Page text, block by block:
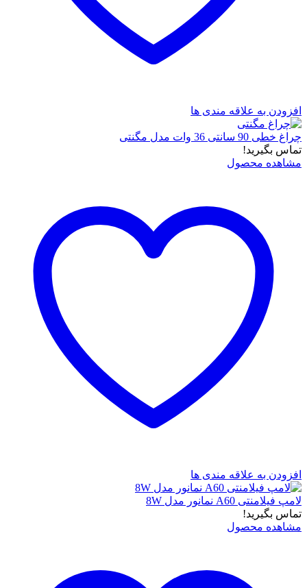
افزودن به علاقه مندی ها
چراغ خطی 90 سانتی 36 وات مدل مگنتی
تماس بگیرید!
مشاهده محصول
افزودن به علاقه مندی ها
لامپ فیلامنتی A60 نمانور مدل 8W
تماس بگیرید!
مشاهده محصول